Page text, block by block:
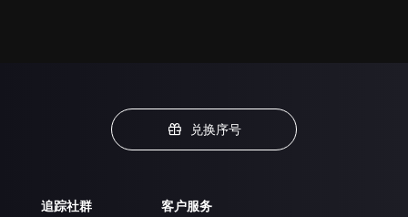
兑换序号
追踪社群 客户服务